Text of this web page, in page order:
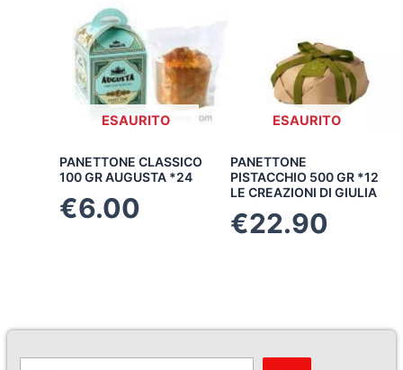
ESAURITO
PANETTONE CLASSICO
100 GR AUGUSTA *24
€6.00
ESAURITO
PANETTONE
PISTACCHIO 500 GR *12
LE CREAZIONI DI GIULIA
€22.90